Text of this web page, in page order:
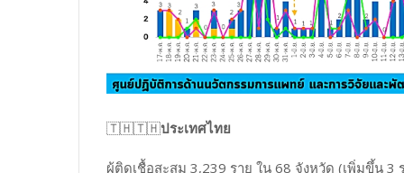
🇹🇭🇹🇭ประเทศไทย
ผู้ติดเชื้อสะสม 3,239 ราย ใน 68 จังหวัด (เพิ่มขึ้น 3